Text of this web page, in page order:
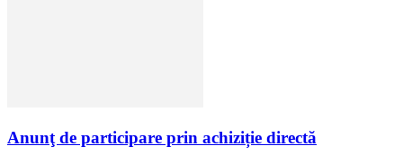
Anunţ de participare prin achiziție directă